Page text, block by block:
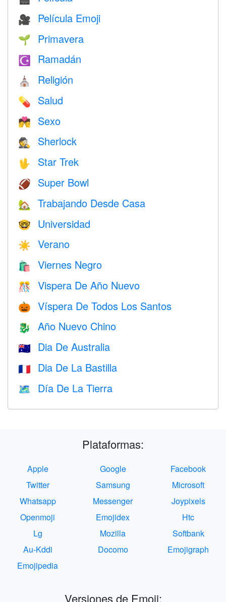
🎥 Película Emoji
🌱 Primavera
☪️ Ramadán
⛪️ Religión
💊 Salud
💏 Sexo
🕵️ Sherlock
🖖 Star Trek
🏈 Super Bowl
🏡 Trabajando Desde Casa
🤓 Universidad
☀️ Verano
🛍 Viernes Negro
🎊 Vispera De Año Nuevo
🎃 Víspera De Todos Los Santos
🐉 Año Nuevo Chino
🇦🇺 Dia De Australia
🇫🇷 Dia De La Bastilla
🗺️ Día De La Tierra
Plataformas:
Apple Google
Facebook
Twitter
Samsung
Microsoft
Whatsapp
Messenger
Joypixels
Openmoji
Emojidex
Htc
Lg
Mozilla
Softbank
Au-Kddi
Docomo
Emojigraph
Emojipedia
Versiones de Emoji: